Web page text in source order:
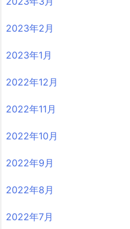
2023年2月
2023年1月
2022年12月
2022年11月
2022年10月
2022年9月
2022年8月
2022年7月